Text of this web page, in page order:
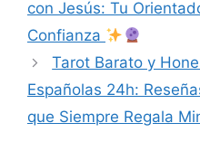
con Jesús: Tu
Confianza
Tarot Barato y
Españolas 24h:
que Siempre Regala